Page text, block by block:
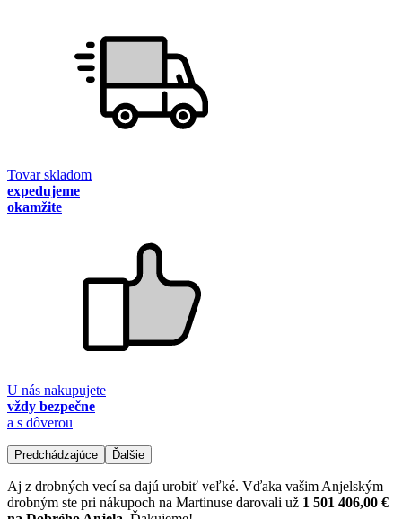
Tovar skladom
expedujeme
okamžite
U nás nakupujete
vždy bezpečne
a s dôverou
Predchádzajúce Ďalšie
Aj z drobných vecí sa dajú urobiť veľké. Vďaka vašim Anjelským
drobným ste pri nákupoch na Martinuse darovali už 1 501 406,00 €